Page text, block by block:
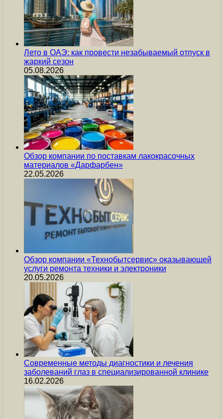
Лето в ОАЭ: как провести незабываемый отпуск в
жаркий сезон
05.08.2026
Обзор компании по поставкам лакокрасочных
материалов «Дарфарбен»
22.05.2026
Обзор компании «Технобытсервис» оказывающей
услуги ремонта техники и электроники
20.05.2026
Современные методы диагностики и лечения
заболеваний глаз в специализированной клинике
16.02.2026